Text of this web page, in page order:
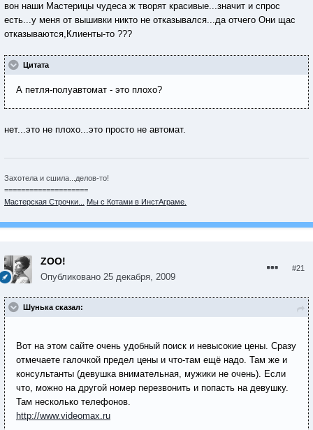
вон наши Мастерицы чудеса ж творят красивые...значит и спрос
есть...у меня от вышивки никто не отказывался...да отчего Они щас
отказываются,Клиенты-то ???
Цитата
А петля-полуавтомат - это плохо?
нет...это не плохо...это просто не автомат.
Захотела и сшила...делов-то!
====================
Мастерская Строчки...
Мы с Котами в ИнстАграме.
ZOO!
Опубликовано 25 декабря, 2009
#21
Шунька сказал:
Вот на этом сайте очень удобный поиск и невысокие цены. Сразу
отмечаете галочкой предел цены и что-там ещё надо. Там же и
консультанты (девушка внимательная, мужики не очень). Если
что, можно на другой номер перезвонить и попасть на девушку.
Там несколько телефонов.
http://www.videomax.ru